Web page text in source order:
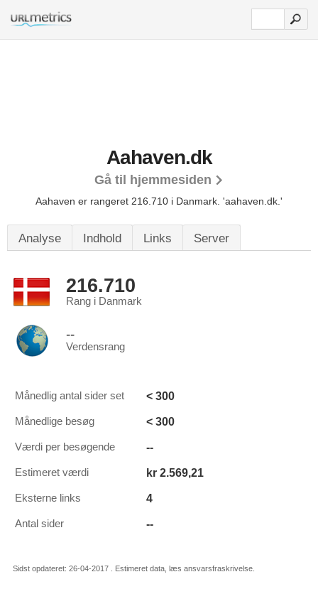
Aahaven.dk
Gå til hjemmesiden
Aahaven er rangeret 216.710 i Danmark. 'aahaven.dk.'
Analyse Indhold Links Server
216.710
Rang i Danmark
--
Verdensrang
Månedlig antal sider set < 300
Månedlige besøg < 300
Værdi per besøgende --
Estimeret værdi kr 2.569,21
Eksterne links 4
Antal sider --
Sidst opdateret: 26-04-2017 . Estimeret data, læs ansvarsfraskrivelse.